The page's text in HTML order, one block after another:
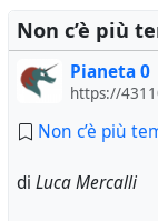
Non c’è più
Pianeta 0
Non c’è più
di Luca Mercalli